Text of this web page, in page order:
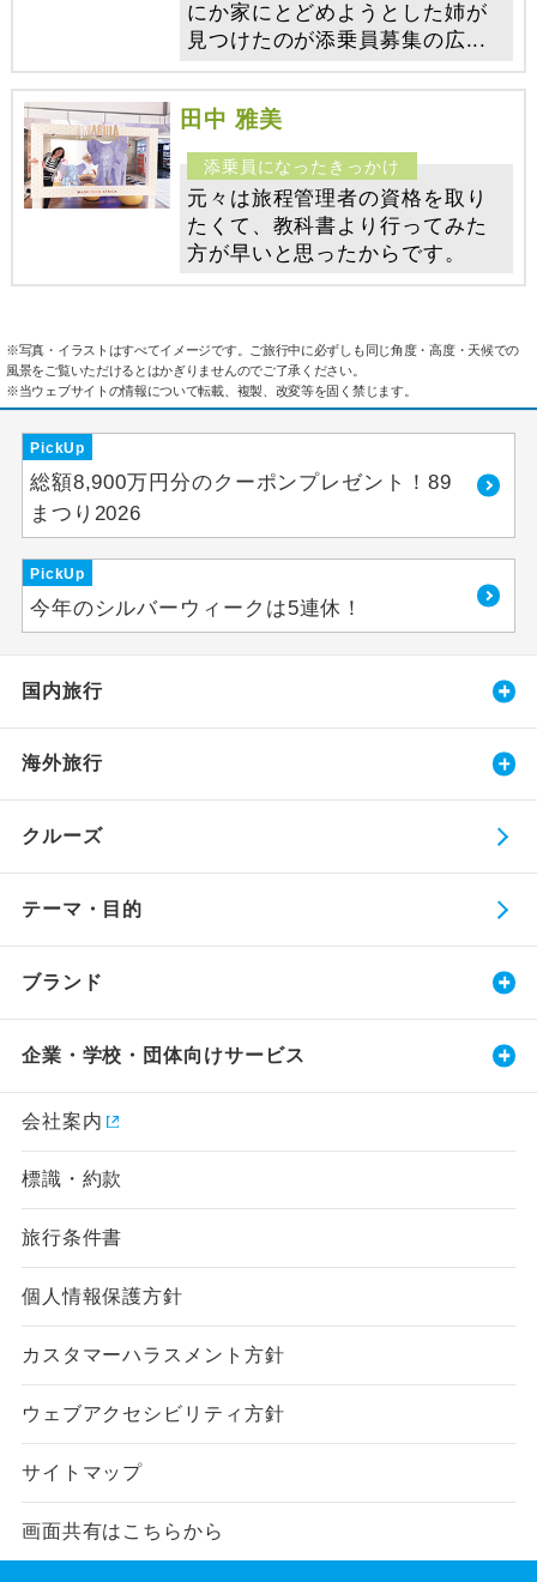
にか家にとどめようとした姉が
見つけたのが添乗員募集の広...
田中 雅美
元々は旅程管理者の資格を取り
たくて、教科書より行ってみた
方が早いと思ったからです。
※写真・イラストはすべてイメージです。ご旅行中に必ずしも同じ角度・高度・天候での
風景をご覧いただけるとはかぎりませんのでご了承ください。
※当ウェブサイトの情報について転載、複製、改変等を固く禁じます。
PickUp
総額8,900万円分のクーポンプレゼント！89
まつり2026
PickUp
今年のシルバーウィークは5連休！
国内旅行
海外旅行
クルーズ
テーマ・目的
ブランド
企業・学校・団体向けサービス
会社案内
標識・約款
旅行条件書
個人情報保護方針
カスタマーハラスメント方針
ウェブアクセシビリティ方針
サイトマップ
画面共有はこちらから